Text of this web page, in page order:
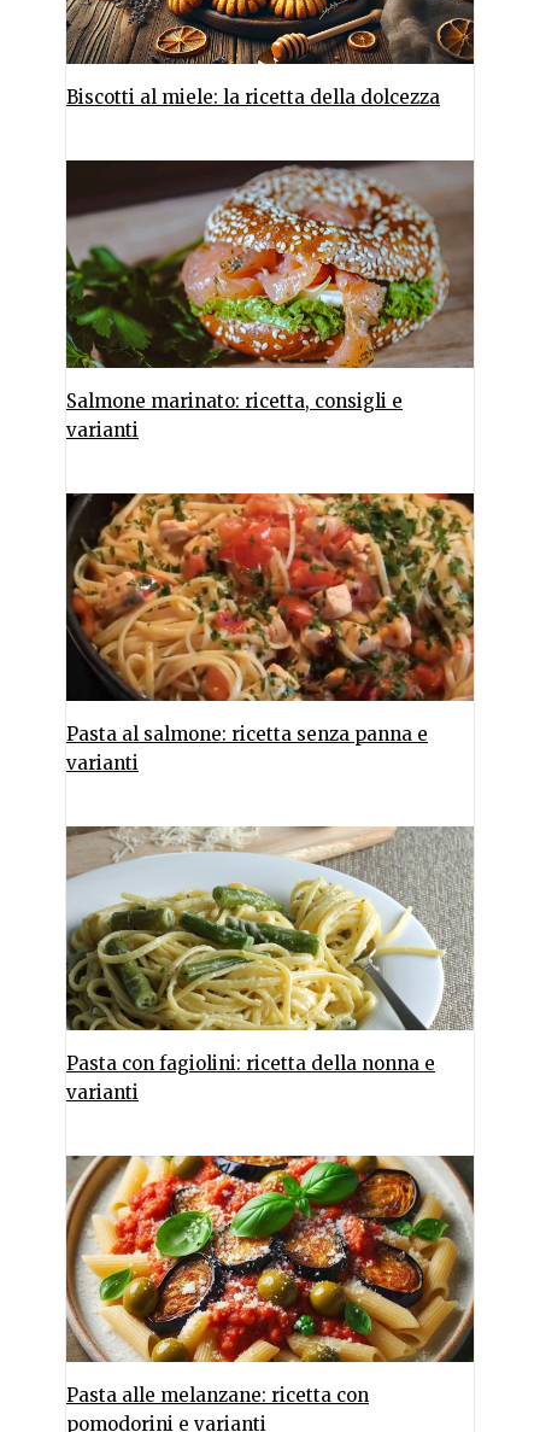
Biscotti al miele: la ricetta della dolcezza
Salmone marinato: ricetta, consigli e
varianti
Pasta al salmone: ricetta senza panna e
varianti
Pasta con fagiolini: ricetta della nonna e
varianti
Pasta alle melanzane: ricetta con
pomodorini e varianti